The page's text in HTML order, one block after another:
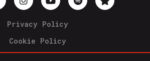
Privacy Policy
Cookie Policy